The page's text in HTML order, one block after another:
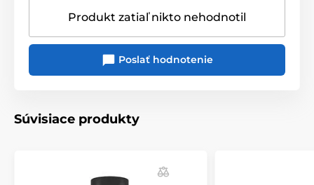
Produkt zatiaľ nikto nehodnotil
Poslať hodnotenie
Súvisiace produkty